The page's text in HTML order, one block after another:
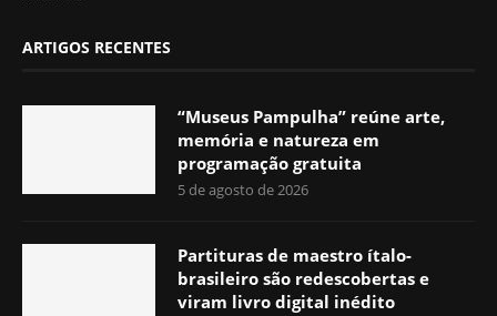
ARTIGOS RECENTES
“Museus Pampulha” reúne arte,
memória e natureza em
programação gratuita
5 de agosto de 2026
Partituras de maestro ítalo-
brasileiro são redescobertas e
viram livro digital inédito